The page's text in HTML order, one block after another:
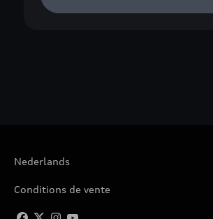
Nederlands
Conditions de vente